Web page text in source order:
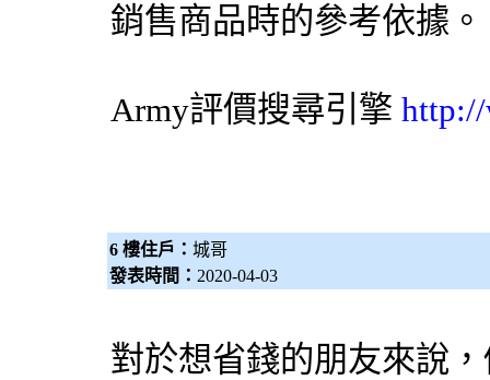
銷售商品時的參考依據。
Army評價搜尋引擎
6 樓住戶： 城哥
發表時間： 2020-04-03
對於想省錢的朋友來說